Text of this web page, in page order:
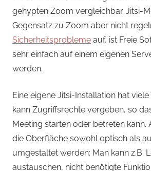
gehypten Zoom vergleichbar. Jitsi-
Gegensatz zu Zoom aber nicht
Sicherheitsprobleme auf, ist Freie
sehr einfach auf einem eigenen
werden.
Eine eigene Jitsi-Installation hat
kann Zugriffsrechte vergeben, so
Meeting starten oder betreten kann.
die Oberfläche sowohl optisch als
umgestaltet werden: Man kann z.B.
austauschen, nicht benötigte